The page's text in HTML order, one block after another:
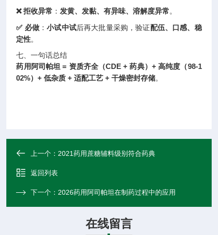
❌ 拒收异常 ： 发黄、发黏、有异味、溶解度异常。
✅ 必做 ：小试中试后再大批量采购，验证配伍、口感、稳
定性。
七、一句话总结
药用阿司帕坦 = 资质齐全（CDE + 药典）+ 高纯度（98-1
02%）+ 低杂质 + 适配工艺 + 干燥密封存储。
上一个： 2021药用蔗糖辅料级别符合药典
返回列表
下一个： 2026药用阿司帕坦在制药过程中的应用
在线留言